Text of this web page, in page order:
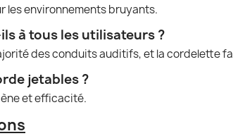
les environnements bruyants.
à tous les utilisateurs ?
des conduits auditifs, et la cordelette
jetables ?
et efficacité.